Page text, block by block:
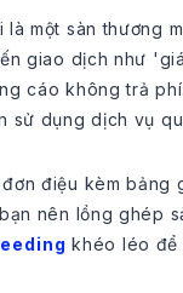
một sàn thương
giao dịch như
cáo không trả
sử dụng dịch vụ
điệu kèm bảng
nên lồng ghép
khéo léo để